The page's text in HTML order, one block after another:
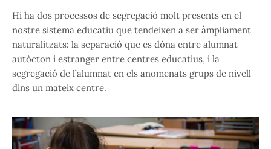
Hi ha dos processos de segregació molt presents en el
nostre sistema educatiu que tendeixen a ser àmpliament
naturalitzats: la separació que es dóna entre alumnat
autòcton i estranger entre centres educatius, i la
segregació de l’alumnat en els anomenats grups de nivell
dins un mateix centre.